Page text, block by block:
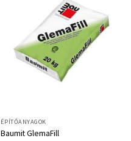
ÉPÍTŐANYAGOK
Baumit GlemaFill